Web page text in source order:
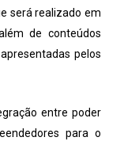
será realizado em
de conteúdos
pelos
entre poder
para o